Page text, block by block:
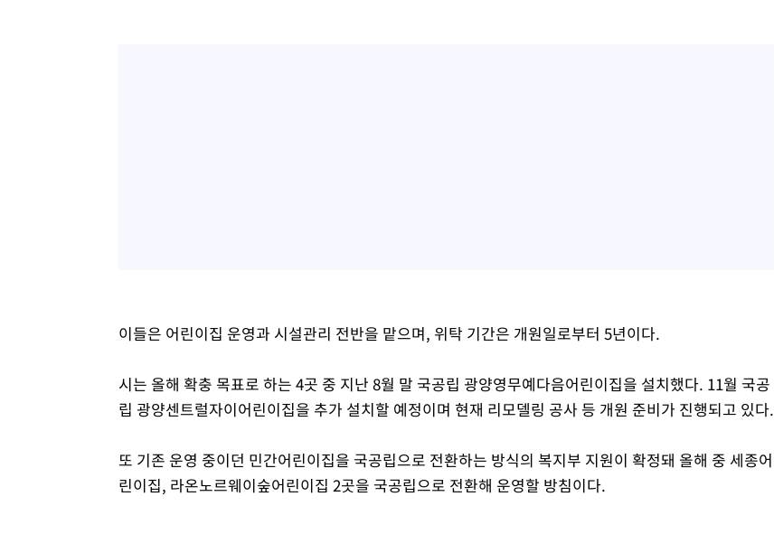
이들은 어린이집 운영과 시설관리 전반을 맡으며, 위탁 기간은 개원일로부터 5년이다.
시는 올해 확충 목표로 하는 4곳 중 지난 8월 말 국공립 광양영무예다음어린이집을 설치했다. 11월 국공
립 광양센트럴자이어린이집을 추가 설치할 예정이며 현재 리모델링 공사 등 개원 준비가 진행되고 있다.
또 기존 운영 중이던 민간어린이집을 국공립으로 전환하는 방식의 복지부 지원이 확정돼 올해 중 세종어
린이집, 라온노르웨이숲어린이집 2곳을 국공립으로 전환해 운영할 방침이다.